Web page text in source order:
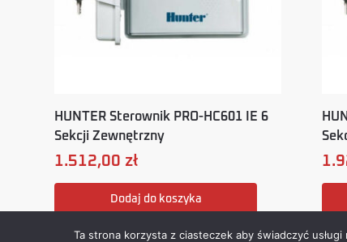
HUNTER Sterownik PRO-HC601 IE 6
Sekcji Zewnętrzny
1.512,00 zł
Dodaj do koszyka
Ta strona korzysta z ciasteczek aby świadczyć